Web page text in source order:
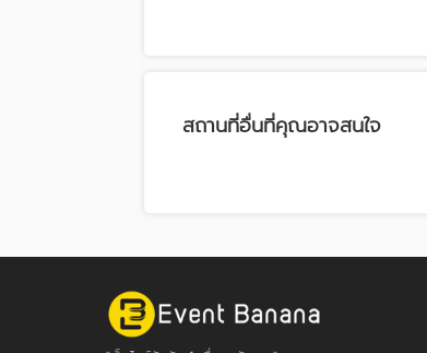
สถานที่อื่นที่คุณอาจสนใจ